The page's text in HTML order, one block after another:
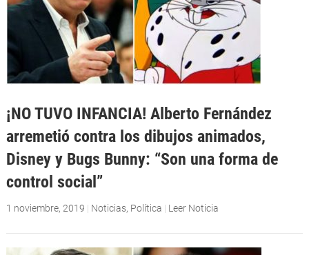
¡NO TUVO INFANCIA! Alberto Fernández
arremetió contra los dibujos animados,
Disney y Bugs Bunny: “Son una forma de
control social”
1 noviembre, 2019 | Noticias, Política | Leer Noticia